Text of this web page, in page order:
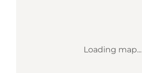
Loading map...